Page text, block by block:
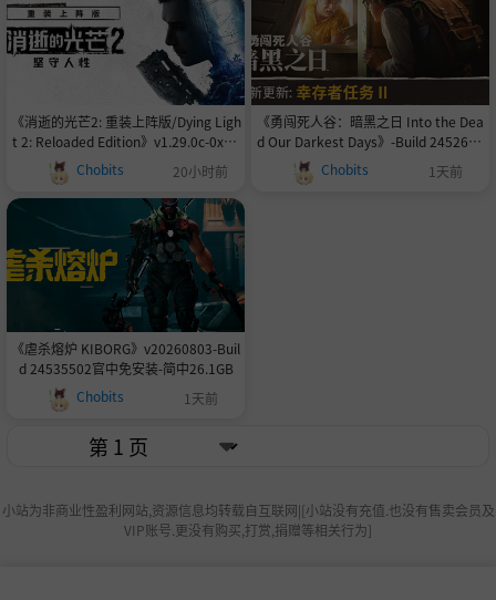
《消逝的光芒2: 重装上阵版/Dying Ligh
t 2: Reloaded Edition》v1.29.0c-0xde
adcode-Steam V2联机版官中简体
Chobits 20小时前
《勇闯死人谷：暗黑之日 Into the Dea
d Our Darkest Days》-Build 2452659
1官中免安装-简中7.9GB
Chobits 1天前
《虐杀熔炉 KIBORG》v20260803-Buil
d 24535502官中免安装-简中26.1GB
Chobits
1天前
小站为非商业性盈利网站,资源信息均转载自互联网|[小站没有充值.也没有售卖会员及
VIP账号.更没有购买,打赏,捐赠等相关行为]